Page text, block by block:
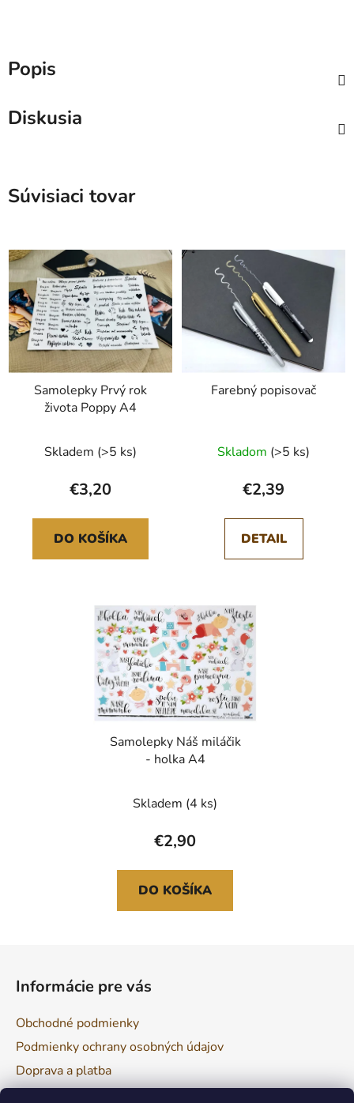
Popis
Diskusia
Súvisiaci tovar
Samolepky Prvý rok
života Poppy A4
Skladem (>5 ks)
€3,20
DO KOŠÍKA
Farebný popisovač
Skladom (>5 ks)
€2,39
DETAIL
Samolepky Náš miláčik
- holka A4
Skladem (4 ks)
€2,90
DO KOŠÍKA
e
Informácie pre vás
Obchodné podmienky
Podmienky ochrany osobných údajov
Doprava a platba